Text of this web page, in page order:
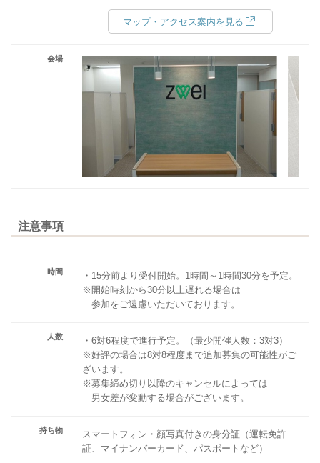
マップ・アクセス案内を見る
会場
注意事項
時間
・15分前より受付開始。1時間～1時間30分を予定。
※開始時刻から30分以上遅れる場合は
参加をご遠慮いただいております。
人数
・6対6程度で進行予定。（最少開催人数：3対3）
※好評の場合は8対8程度まで追加募集の可能性がご
ざいます。
※募集締め切り以降のキャンセルによっては
男女差が変動する場合がございます。
持ち物
スマートフォン・顔写真付きの身分証（運転免許
証、マイナンバーカード、パスポートなど）